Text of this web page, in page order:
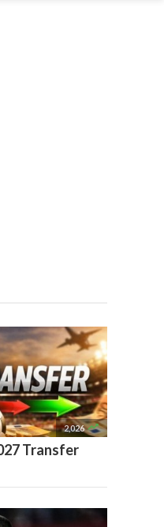
2,026 
Transfer